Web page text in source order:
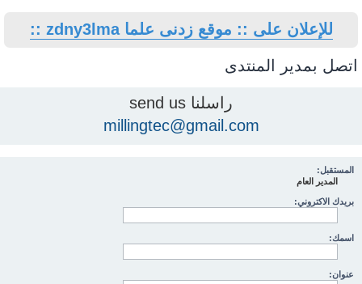
للإعلان على :: موقع زدنى علما zdny3lma ::
اتصل بمدير المنتدى
راسلنا send us
millingtec@gmail.com
المستقبل:
المدير العام
بريدك الاكتروني:
اسمك:
عنوان: